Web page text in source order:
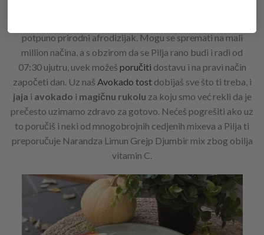
potpuno prirodni afrodizijak. Mogu se spremati na mali
million načina, a s obzirom da se Pilja rano budi i radi od
07:30 ujutru, uvek možeš poručiti dostavu i na pravi način
započeti dan. Uz naš Avokado tostdobijaš sve što ti treba, i
jaja i avokado i magičnu rukolu za koju smo već rekli da je
prečesto uzimamo zdravo za gotovo. Nećeš pogrešiti ako uz
to poručiš i neki od mnogobrojnih cedjenih mixeva a Pilja ti
preporučuje Narandza Limun Grejp Djumbir mix zbog obilja
vitamin C.